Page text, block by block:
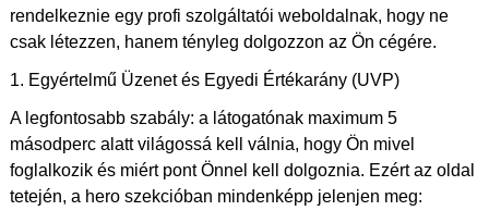
rendelkeznie egy profi szolgáltatói weboldalnak, hogy ne
csak létezzen, hanem tényleg dolgozzon az Ön cégére.
1. Egyértelmű Üzenet és Egyedi Értékarány (UVP)
A legfontosabb szabály: a látogatónak maximum 5
másodperc alatt világossá kell válnia, hogy Ön mivel
foglalkozik és miért pont Önnel kell dolgoznia. Ezért az oldal
tetején, a hero szekcióban mindenképp jelenjen meg: